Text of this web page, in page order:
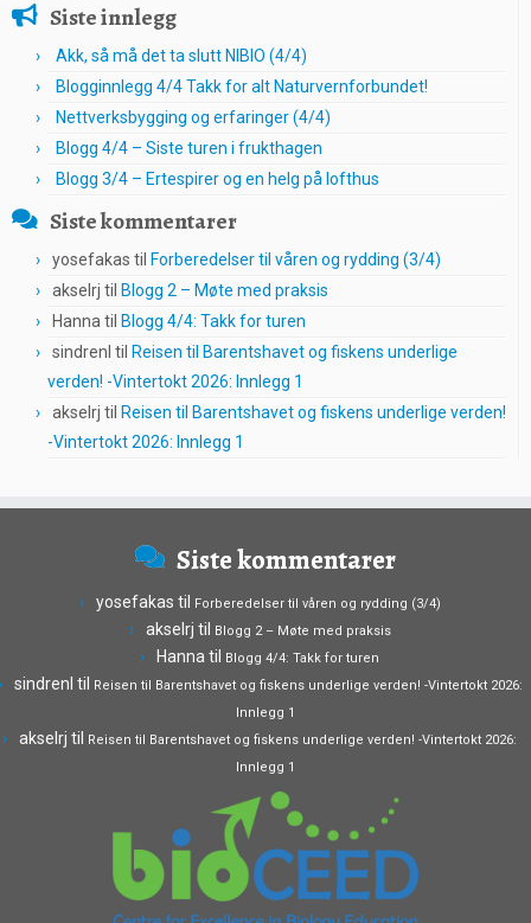
Siste innlegg
Akk, så må det ta slutt NIBIO (4/4)
Blogginnlegg 4/4 Takk for alt Naturvernforbundet!
Nettverksbygging og erfaringer (4/4)
Blogg 4/4 – Siste turen i frukthagen
Blogg 3/4 – Ertespirer og en helg på lofthus
Siste kommentarer
yosefakas til Forberedelser til våren og rydding (3/4)
akselrj til Blogg 2 – Møte med praksis
Hanna til Blogg 4/4: Takk for turen
sindrenl til Reisen til Barentshavet og fiskens underlige
verden! -Vintertokt 2026: Innlegg 1
akselrj til Reisen til Barentshavet og fiskens underlige verden!
-Vintertokt 2026: Innlegg 1
Siste kommentarer
yosefakas til Forberedelser til våren og rydding (3/4)
akselrj til Blogg 2 – Møte med praksis
Hanna til Blogg 4/4: Takk for turen
sindrenl til Reisen til Barentshavet og fiskens underlige verden! -Vintertokt 2026:
Innlegg 1
akselrj til Reisen til Barentshavet og fiskens underlige verden! -Vintertokt 2026:
Innlegg 1